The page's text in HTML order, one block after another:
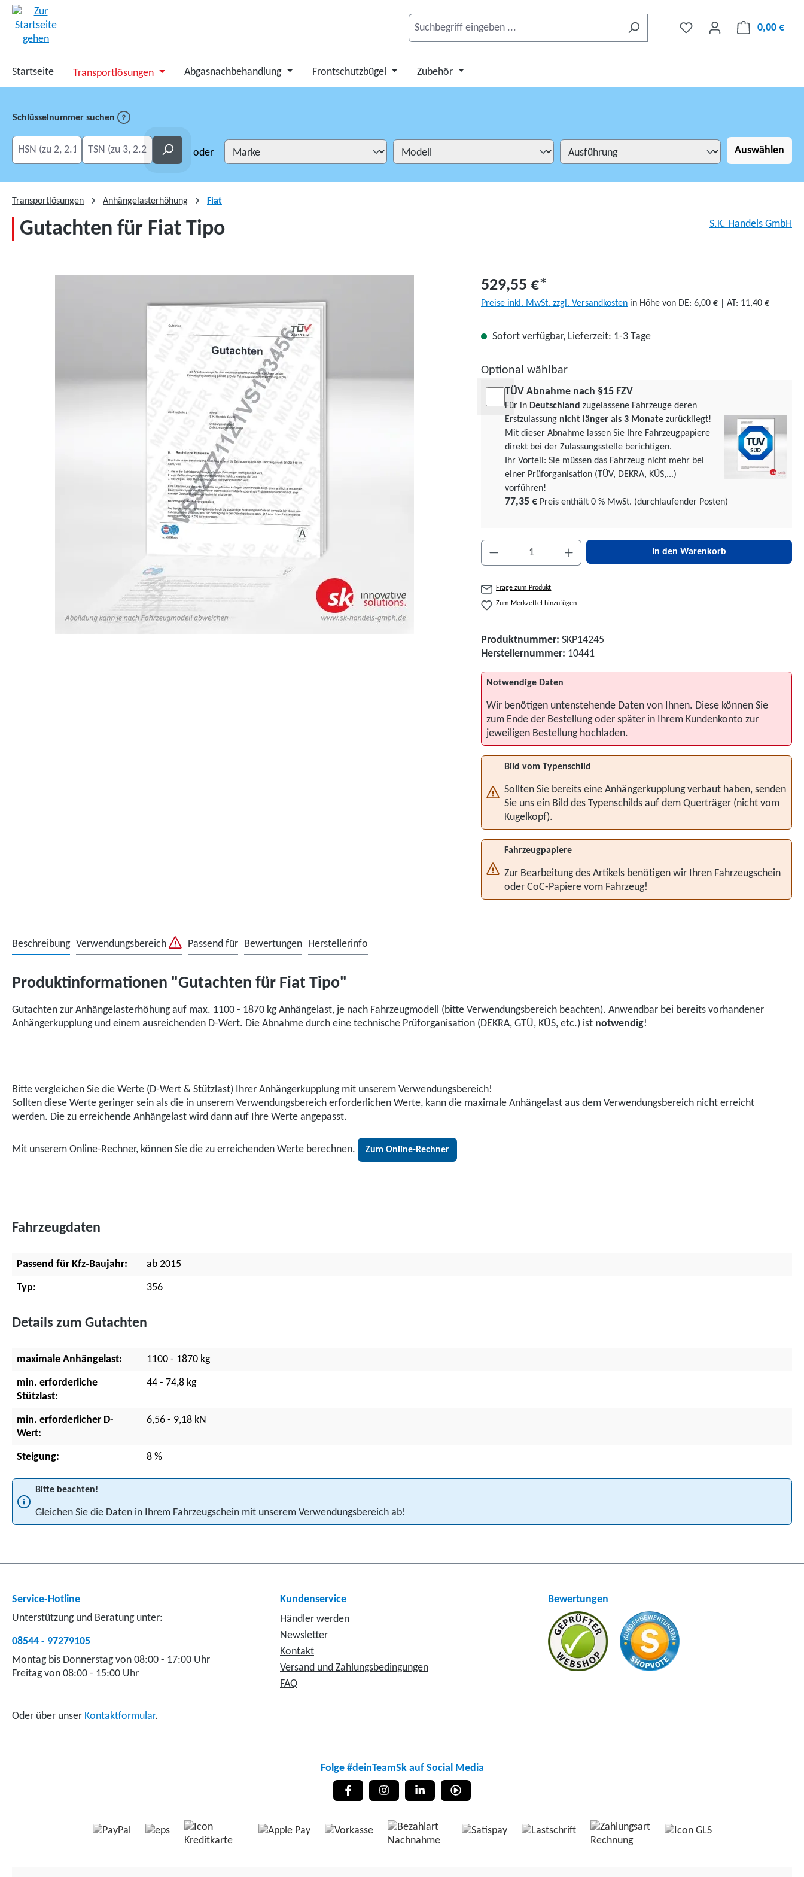
0,00 €
Startseite Transportlösungen Abgasnachbehandlung Frontschutzbügel Zubehör
Schlüsselnummer suchen
HSN eingeben
TSN eingeben Suchen oder Auswählen
Transportlösungen Anhängelasterhöhung Fiat
Gutachten für Fiat Tipo S.K. Handels GmbH
529,55 €*
Preise inkl. MwSt. zzgl. Versandkosten in Höhe von DE: 6,00 € | AT: 11,40 €
Sofort verfügbar, Lieferzeit: 1-3 Tage
Optional wählbar
TÜV Abnahme nach §15 FZV
Für in Deutschland zugelassene Fahrzeuge deren
Erstzulassung nicht länger als 3 Monate zurückliegt!
Mit dieser Abnahme lassen Sie Ihre Fahrzeugpapiere
direkt bei der Zulassungsstelle berichtigen.
Ihr Vorteil: Sie müssen das Fahrzeug nicht mehr bei
einer Prüforgani­sation (TÜV, DEKRA, KÜS,...)
vorführen!
77,35 € Preis enthält 0 % MwSt. (durchlaufender Posten)
Produkt Anzahl: Gib den gewünschten Wert ein oder
In den Warenkorb
Frage zum Produkt
Zum Merkzettel hinzufügen
Produktnummer: SKP14245
Herstellernummer: 10441
Notwendige Daten
Wir benötigen untenstehende Daten von Ihnen. Diese können Sie
zum Ende der Bestellung oder später in Ihrem Kundenkonto zur
jeweiligen Bestellung hochladen.
Bild vom Typenschild
Sollten Sie bereits eine Anhängerkupplung verbaut haben, senden
Sie uns ein Bild des Typenschilds auf dem Querträger (nicht vom
Kugelkopf).
Fahrzeugpapiere
Zur Bearbeitung des Artikels benötigen wir Ihren Fahrzeugschein
oder CoC-Papiere vom Fahrzeug!
Beschreibung Verwendungsbereich Passend für Bewertungen Herstellerinfo
Produktinformationen "Gutachten für Fiat Tipo"
Gutachten zur Anhängelasterhöhung auf max. 1100 - 1870 kg Anhängelast, je nach Fahrzeugmodell (bitte Verwendungsbereich beachten). Anwendbar bei bereits vorhandener
Anhängerkupplung und einem ausreichenden D-Wert. Die Abnahme durch eine technische Prüforganisation (DEKRA, GTÜ, KÜS, etc.) ist notwendig!
Bitte vergleichen Sie die Werte (D-Wert & Stützlast) Ihrer Anhängerkupplung mit unserem Verwendungsbereich!
Sollten diese Werte geringer sein als die in unserem Verwendungsbereich erforderlichen Werte, kann die maximale Anhängelast aus dem Verwendungsbereich nicht erreicht
werden. Die zu erreichende Anhängelast wird dann auf Ihre Werte angepasst.
Mit unserem Online-Rechner, können Sie die zu erreichenden Werte berechnen. Zum Online-Rechner
Fahrzeugdaten
Passend für Kfz-Baujahr: ab 2015
Typ: 356
Details zum Gutachten
maximale Anhängelast: 1100 - 1870 kg
min. erforderliche
Stützlast:
44 - 74,8 kg
min. erforderlicher D-
Wert:
6,56 - 9,18 kN
Steigung: 8 %
Bitte beachten!
Gleichen Sie die Daten in Ihrem Fahrzeugschein mit unserem Verwendungsbereich ab!
Service-Hotline
Unterstützung und Beratung unter:
08544 - 97279105
Montag bis Donnerstag von 08:00 - 17:00 Uhr
Freitag von 08:00 - 15:00 Uhr
Oder über unser Kontaktformular.
Kundenservice
Händler werden
Newsletter
Kontakt
Versand und Zahlungsbedingungen
FAQ
Bewertungen
Folge #deinTeamSk auf Social Media